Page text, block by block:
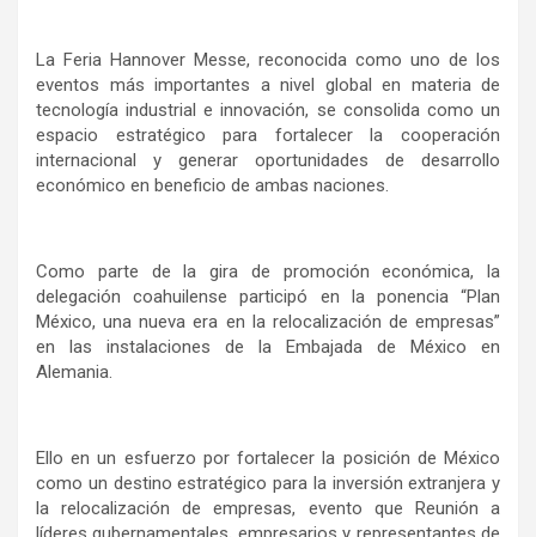
La Feria Hannover Messe, reconocida como uno de los
eventos más importantes a nivel global en materia de
tecnología industrial e innovación, se consolida como un
espacio estratégico para fortalecer la cooperación
internacional y generar oportunidades de desarrollo
económico en beneficio de ambas naciones.
Como parte de la gira de promoción económica, la
delegación coahuilense participó en la ponencia “Plan
México, una nueva era en la relocalización de empresas”
en las instalaciones de la Embajada de México en
Alemania.
Ello en un esfuerzo por fortalecer la posición de México
como un destino estratégico para la inversión extranjera y
la relocalización de empresas, evento que Reunión a